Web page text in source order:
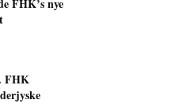
FHK’s nye
FHK